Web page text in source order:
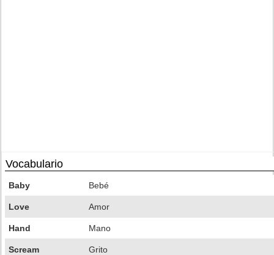
Vocabulario
Baby Bebé
Love Amor
Hand Mano
Scream Grito